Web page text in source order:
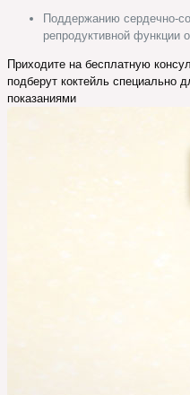
Поддержанию сердечно-
репродуктивной функции
Приходите на бесплатную
подберут коктейль специально
показаниями